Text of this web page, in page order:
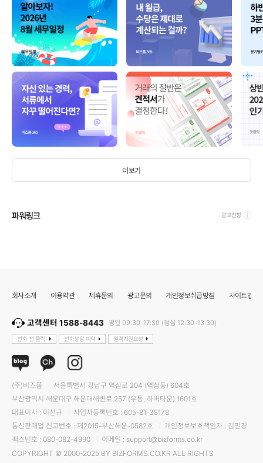
더보기
파워링크 광고신청
회사소개 이용약관 제휴문의 광고문의 개인정보취급방침 사이트맵
고객센터 1588-8443 평일 09:30-17:30 (점심 12:30-13:30)
전화 전 클릭! 전화상담 예약 원격지원요청
(주)비즈폼
서울특별시 강남구 역삼로 204 (역삼동) 604호
부산광역시 해운대구 해운대해변로 257 (우동, 하버타운) 1601호
대표이사 : 이선규
사업자등록번호 : 605-81-38178
통신판매업 신고번호 : 제2015-부산해운-0582호
개인정보보호책임자 : 김민경
팩스번호 : 080-082-4990
이메일 : support@bizforms.co.kr
COPYRIGHT © 2000-2025 BY BIZFORMS.CO.KR ALL RIGHTS